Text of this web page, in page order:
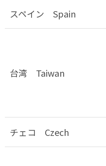
スペイン Spain
台湾 Taiwan
チェコ Czech